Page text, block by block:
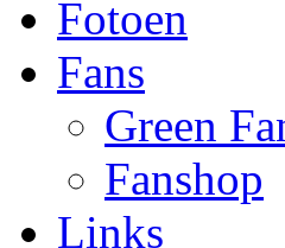
Fotoen
Fans
Green
Fanshop
Links